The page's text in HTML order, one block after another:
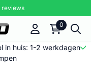
reviews
0
in huis: 1-2 werkdagen